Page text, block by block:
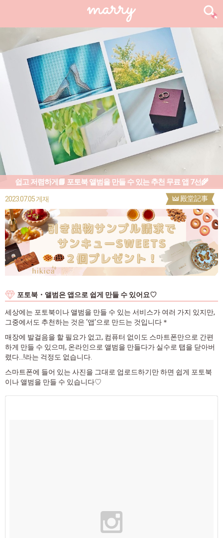
쉽고 저렴하게📘 포토북 앨범을 만들 수 있는 추천 무료 앱 7선🌾
2023.07.05 게재 殿堂記事
포토북・앨범은 앱으로 쉽게 만들 수 있어요♡
세상에는 포토북이나 앨범을 만들 수 있는 서비스가 여러 가지 있지만,
그중에서도 추천하는 것은 ‘앱’으로 만드는 것입니다＊
매장에 발걸음을 할 필요가 없고, 컴퓨터 없이도 스마트폰만으로 간편
하게 만들 수 있으며, 온라인으로 앨범을 만들다가 실수로 탭을 닫아버
렸다…!라는 걱정도 없습니다.
스마트폰에 들어 있는 사진을 그대로 업로드하기만 하면 쉽게 포토북
이나 앨범을 만들 수 있습니다♡